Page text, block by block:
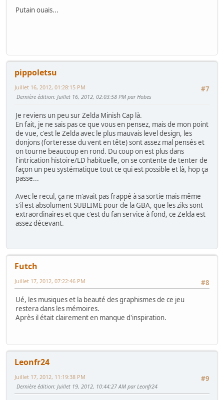
Putain ouais...
pippoletsu
#7
Juillet 16, 2012, 01:28:15 PM
Dernière édition: Juillet 16, 2012, 02:03:58 PM par Hobes
Je reviens un peu sur Zelda Minish Cap là.
En fait, je ne sais pas ce que vous en pensez, mais de mon point
de vue, c'est le Zelda avec le plus mauvais level design, les
donjons (forteresse du vent en tête) sont assez mal pensés et
on tourne beaucoup en rond. Du coup on est plus dans
l'intrication histoire/LD habituelle, on se contente de tenter de
façon un peu systématique tout ce qui est possible et là, hop ça
passe...
Avec le recul, ça ne m'avait pas frappé à sa sortie mais même
s'il est absolument SUBLIME pour de la GBA, que les ziks sont
extraordinaires et que c'est du fan service à fond, ce Zelda est
assez décevant.
Futch
#8
Juillet 17, 2012, 07:22:46 PM
Ué, les musiques et la beauté des graphismes de ce jeu
restera dans les mémoires.
Après il était clairement en manque d'inspiration.
Leonfr24
#9
Juillet 17, 2012, 11:19:38 PM
Dernière édition: Juillet 19, 2012, 10:44:27 AM par Leonfr24